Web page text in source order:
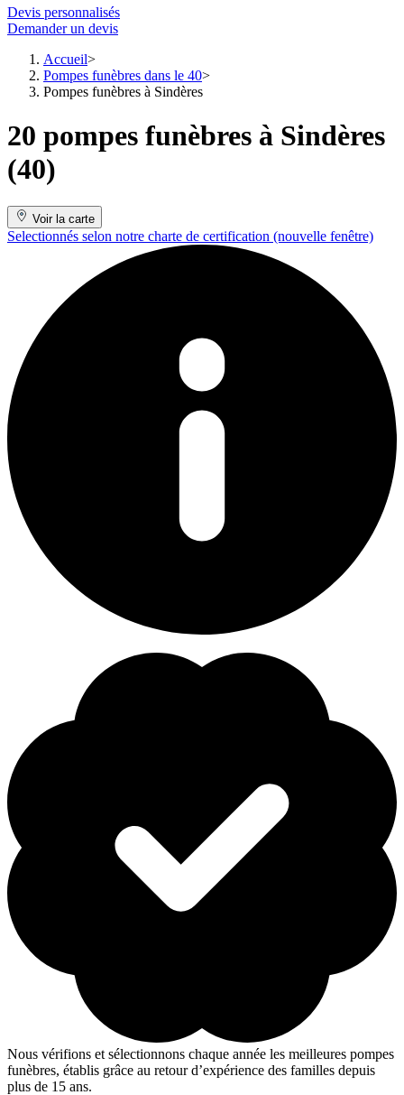
Devis personnalisés
Demander un devis
Accueil
Pompes funèbres dans le 40
Pompes funèbres à Sindères
20 pompes funèbres à Sindères
(40)
Voir la carte
Selectionnés selon notre charte de certification (nouvelle fenêtre)
Nous vérifions et sélectionnons chaque année les meilleures pompes
funèbres, établis grâce au retour d’expérience des familles depuis
plus de 15 ans.